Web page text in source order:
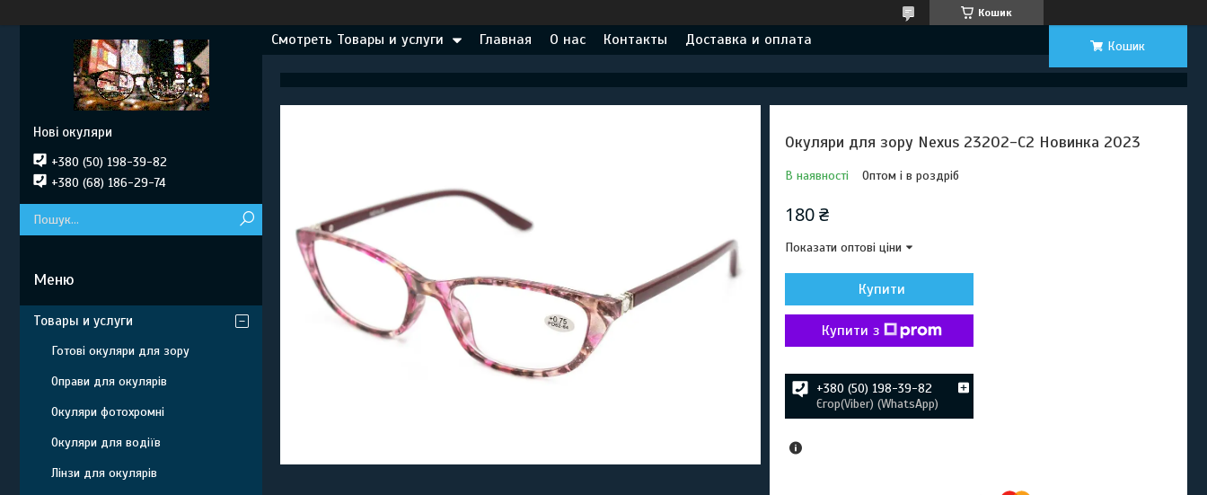
Кошик
Смотреть Товары и услуги Главная О нас Контакты Доставка и оплата Кошик
Окуляри для зору Nexus 23202-C2 Новинка 2023
В наявності Оптом і в роздріб
180 ₴
Показати оптові ціни
Купити
Купити з
+380 (50) 198-39-82
Єгор(Viber) (WhatsApp)
Нові окуляри
+380 (50) 198-39-82
+380 (68) 186-29-74
Товары и услуги
Готові окуляри для зору
Оправи для окулярів
Окуляри фотохромні
Окуляри для водіїв
Лінзи для окулярів